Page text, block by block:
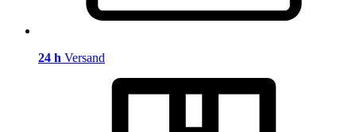
24 h Versand